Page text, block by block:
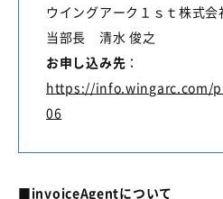
ウイングアーク１ｓｔ株式
当部長 清水 俊之
お申し込み先 ：
https://info.wingarc.com/
06
■invoiceAgentについて